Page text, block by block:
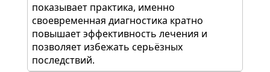
показывает практика, именно
своевременная диагностика кратно
повышает эффективность лечения и
позволяет избежать серьёзных
последствий.